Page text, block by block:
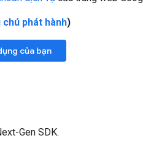
chú phát hành)
của bạn
Gen SDK.